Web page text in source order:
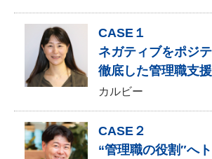
CASE１
ネガティブをポジ
徹底した管理職支援
カルビー
CASE２
“管理職の役割″へ